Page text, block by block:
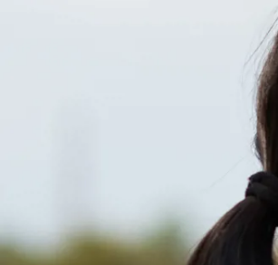
Ansvarsfullt spelande
Vi har 18-årsgräns för alla våra
spel. Hur ser ditt spelande ut?
Ring stödlinjen på 020-819 100
Spelinspektionen